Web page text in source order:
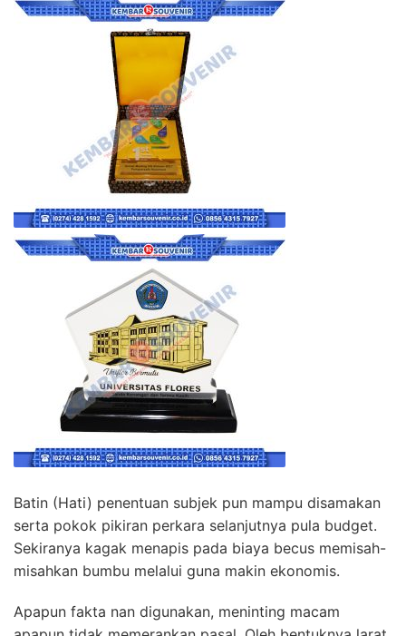
Batin (Hati) penentuan subjek pun mampu disamakan
serta pokok pikiran perkara selanjutnya pula budget.
Sekiranya kagak menapis pada biaya becus memisah-
misahkan bumbu melalui guna makin ekonomis.
Apapun fakta nan digunakan, meninting macam